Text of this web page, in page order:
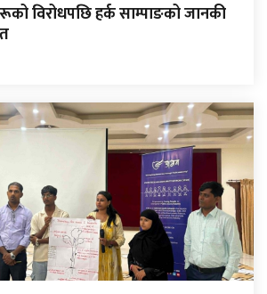
विरोधपछि हर्क साम्पाङको जानकी